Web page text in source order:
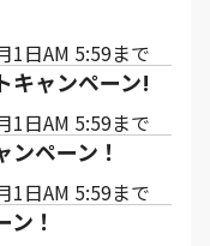
1日AM 5:59まで
キャンペーン!
1日AM 5:59まで
ペーン！
1日AM 5:59まで
！